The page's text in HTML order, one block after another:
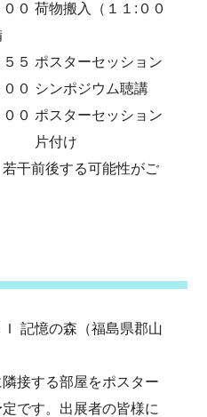
荷物搬入（１１:００
ポスターセッション
０ シンポジウム聴講
ポスターセッション
片付け
前後する可能性がご
記憶の森（福島県郡山
接する部屋をポスター
です。出展者の皆様に